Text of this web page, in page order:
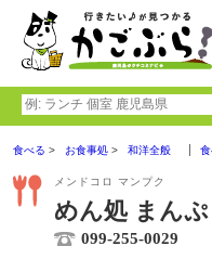
食べる お食事処 和洋全般
メンドコロ マンプク
めん処 まんぷ
099-255-0029